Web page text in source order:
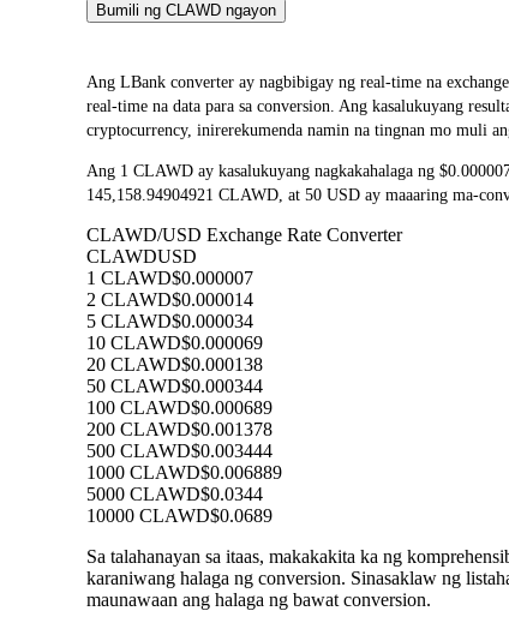
Bumili ng CLAWD ngayon
Ang LBank converter ay nagbibigay ng real-time na
real-time na data para sa conversion. Ang kasalukuyang
cryptocurrency, inirerekumenda namin na tingnan mo muli
Ang 1 CLAWD ay kasalukuyang nagkakahalaga ng
145,158.94904921 CLAWD, at 50 USD ay maaaring ma-
CLAWD/USD Exchange Rate Converter
CLAWDUSD
1 CLAWD$0.000007
2 CLAWD$0.000014
5 CLAWD$0.000034
10 CLAWD$0.000069
20 CLAWD$0.000138
50 CLAWD$0.000344
100 CLAWD$0.000689
200 CLAWD$0.001378
500 CLAWD$0.003444
1000 CLAWD$0.006889
5000 CLAWD$0.0344
10000 CLAWD$0.0689
Sa talahanayan sa itaas, makakakita ka ng
karaniwang halaga ng conversion. Sinasaklaw ng
maunawaan ang halaga ng bawat conversion.